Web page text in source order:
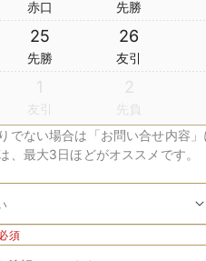
赤口 先勝
25
先勝
26
友引
1
友引
2
先負
でない場合は「お問い合せ内容
、最大3日ほどがオススメです。
須